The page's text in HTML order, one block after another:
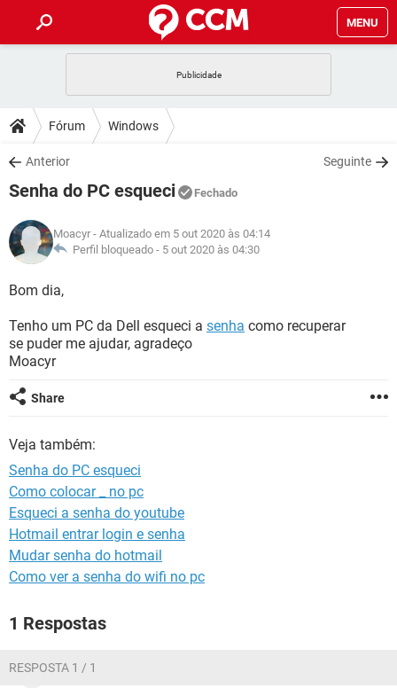
MENU
CELULAR
OUTLOOK
INSTAGRAM GMAIL
GUIA DE COMPRAS
DICAS
JOGOS
INSTAGRAM GMAIL
GUIA DE COMPRAS
DOWNLOADS
JOGOS WHATSAPP
CELULAR
OUTLOOK EXCEL
INSTAGRAM
JOGOS WHATSAPP
CELULAR
OUTLOOK
INSTAGRAM GMAIL
GUIA DE COMPRAS
GLOSSÁRIO
JOGOS
OUTLOOK
INSTAGRAM
GUIA DE COMPRAS
Fórum Windows
Anterior Seguinte
Senha do PC esqueci Fechado
Moacyr - Atualizado em 5 out 2020 às 04:14
Perfil bloqueado - 5 out 2020 às 04:30
Bom dia,
Tenho um PC da Dell esqueci a senha como recuperar
se puder me ajudar, agradeço
Moacyr
Share
Veja também:
Senha do PC esqueci
Como colocar _ no pc
Esqueci a senha do youtube
Hotmail entrar login e senha
Mudar senha do hotmail
Como ver a senha do wifi no pc
1 Respostas
RESPOSTA 1 / 1